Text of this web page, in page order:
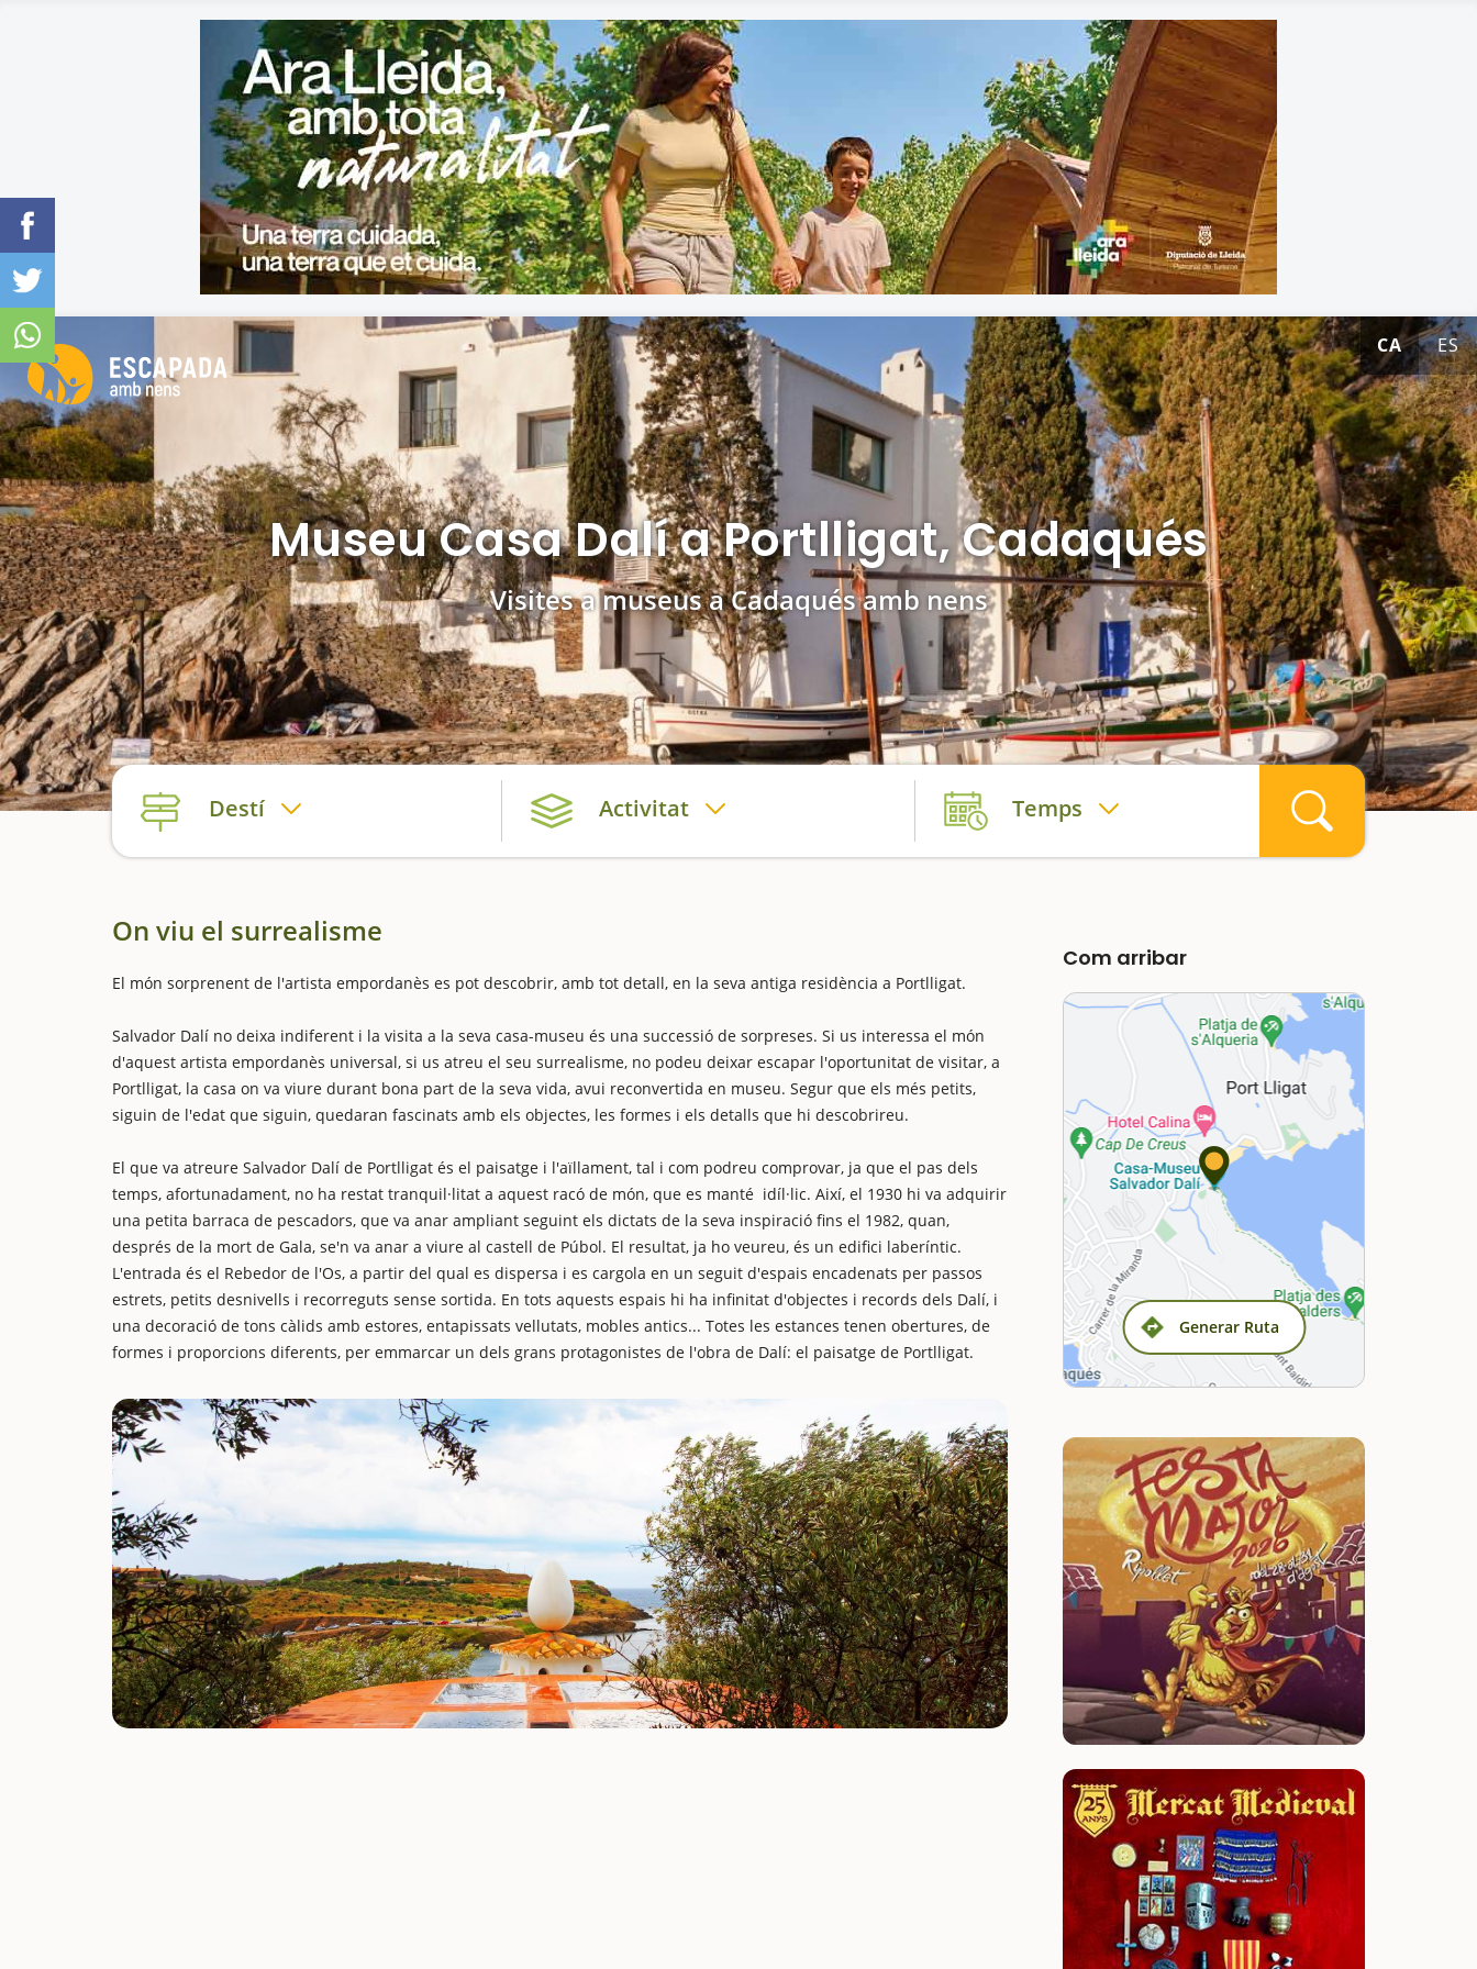
CA ES
Museu Casa Dalí a Portlligat, Cadaqués
Visites a museus a Cadaqués amb nens
Destí Activitat Temps
On viu el surrealisme
El món sorprenent de l'artista empordanès es pot descobrir, amb tot detall, en la seva antiga residència a Portlligat.
Salvador Dalí no deixa indiferent i la visita a la seva casa-museu és una successió de sorpreses. Si us interessa el món
d'aquest artista empordanès universal, si us atreu el seu surrealisme, no podeu deixar escapar l'oportunitat de visitar, a
Portlligat, la casa on va viure durant bona part de la seva vida, avui reconvertida en museu. Segur que els més petits,
siguin de l'edat que siguin, quedaran fascinats amb els objectes, les formes i els detalls que hi descobrireu.
El que va atreure Salvador Dalí de Portlligat és el paisatge i l'aïllament, tal i com podreu comprovar, ja que el pas dels
temps, afortunadament, no ha restat tranquil·litat a aquest racó de món, que es manté idíl·lic. Així, el 1930 hi va adquirir
una petita barraca de pescadors, que va anar ampliant seguint els dictats de la seva inspiració fins el 1982, quan,
després de la mort de Gala, se'n va anar a viure al castell de Púbol. El resultat, ja ho veureu, és un edifici laberíntic.
L'entrada és el Rebedor de l'Os, a partir del qual es dispersa i es cargola en un seguit d'espais encadenats per passos
estrets, petits desnivells i recorreguts sense sortida. En tots aquests espais hi ha infinitat d'objectes i records dels Dalí, i
una decoració de tons càlids amb estores, entapissats vellutats, mobles antics... Totes les estances tenen obertures, de
formes i proporcions diferents, per emmarcar un dels grans protagonistes de l'obra de Dalí: el paisatge de Portlligat.
Com arribar
Generar Ruta